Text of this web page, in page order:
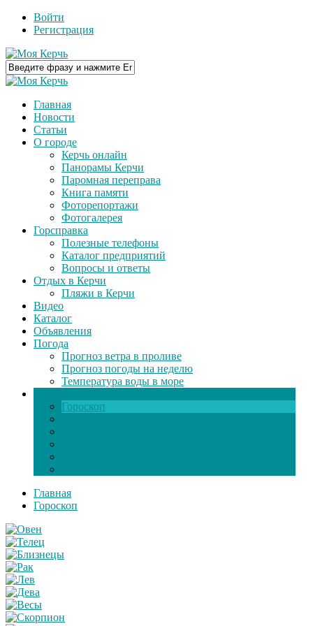
Войти
Регистрация
Главная
Новости
Статьи
О городе
Керчь онлайн
Панорамы Керчи
Паромная переправа
Книга памяти
Фоторепортажи
Фотогалерея
Горсправка
Полезные телефоны
Каталог предприятий
Вопросы и ответы
Отдых в Керчи
Пляжи в Керчи
Видео
Каталог
Объявления
Погода
Прогноз ветра в проливе
Прогноз погоды на неделю
Температура воды в море
Гороскоп
Главная
Гороскоп